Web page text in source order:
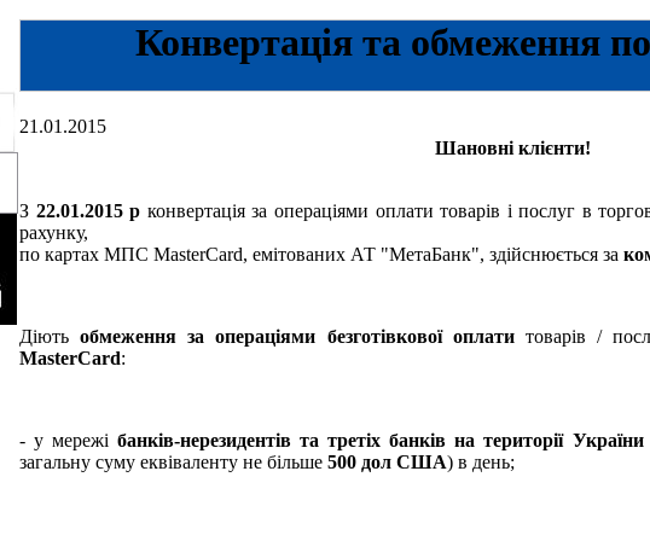
Конвертація та обмеження
21.01.2015
Шановні клієнти!
З 22.01.2015 р конвертація за операціями оплати товарів і послуг в
рахунку,
по картах МПС MasterCard, емітованих АТ "МетаБанк", здійснюється за
Діютьобмеження за операціями безготівкової оплатитоварів /
MasterCard:
- у мережібанків-нерезидентів та третіх банків на території України
загальну суму еквіваленту не більше 500 дол США) в день;